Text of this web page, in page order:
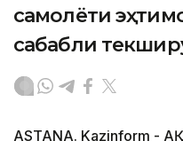
самолёти
сабабли
ASTANA. Kazinform -